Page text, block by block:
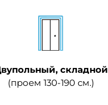
складной
(проем 130-190 см.)